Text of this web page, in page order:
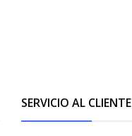
SERVICIO AL CLIENTE